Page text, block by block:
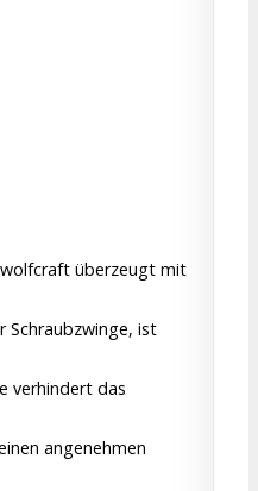
überzeugt mit
Schraubzwinge, ist
verhindert das
angenehmen